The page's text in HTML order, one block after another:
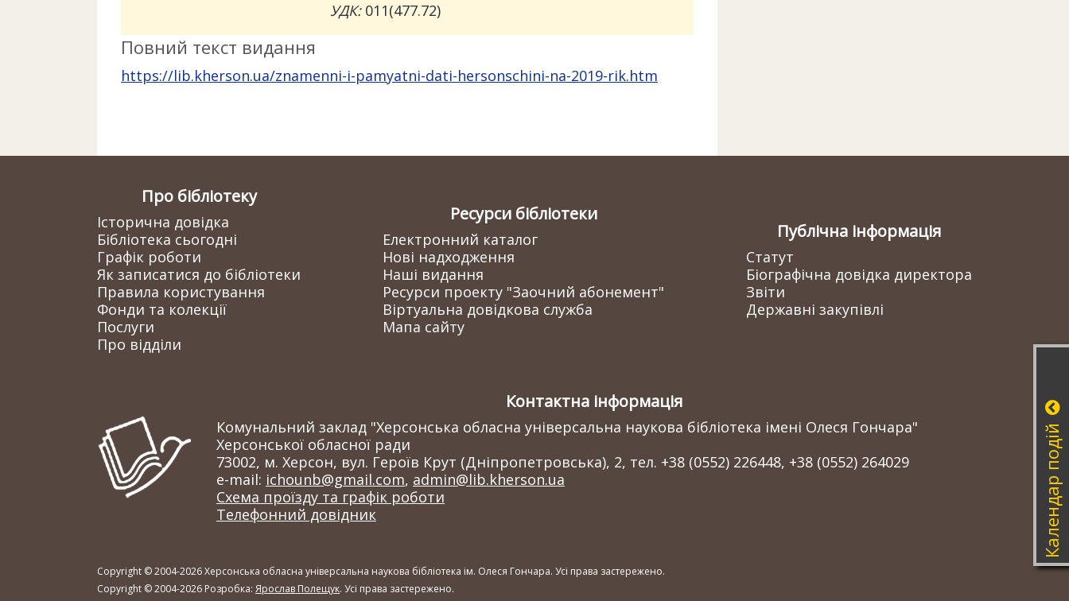
УДК:011(477.72)
Повний текст видання
https://lib.kherson.ua/znamenni-i-pamyatni-dati-hersonschini-na-2019-rik.htm
Про бібліотеку
Історична довідка
Бібліотека сьогодні
Графік роботи
Як записатися до бібліотеки
Правила користування
Фонди та колекції
Послуги
Про відділи
Ресурси бібліотеки
Електронний каталог
Нові надходження
Наші видання
Ресурси проекту "Заочний абонемент"
Віртуальна довідкова служба
Мапа сайту
Публічна інформація
Статут
Біографічна довідка директора
Звіти
Державні закупівлі
Контактна інформація
Комунальний заклад "Херсонська обласна універсальна наукова бібліотека імені Олеся Гончара"
Херсонської обласної ради
73002, м. Херсон, вул. Героїв Крут (Дніпропетровська), 2, тел. +38 (0552) 226448, +38 (0552) 264029
e-mail: ichounb@gmail.com, admin@lib.kherson.ua
Схема проїзду та графік роботи
Телефонний довідник
Copyright © 2004-2026 Херсонська обласна універсальна наукова бібліотека ім. Олеся Гончара. Усі права застережено.
Copyright © 2004-2026 Розробка: Ярослав Полещук. Усі права застережено.
Календар подій